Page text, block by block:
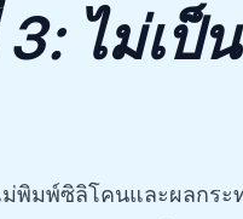
ไม่เป็
พิมพ์ซิลิโคนและผลกระ